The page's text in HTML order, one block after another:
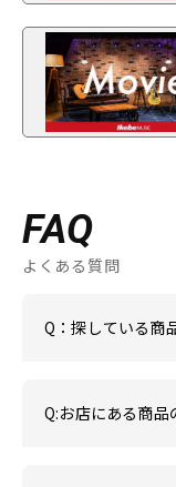
FAQ
よくある質問
Q：探している商
Q:お店にある商品